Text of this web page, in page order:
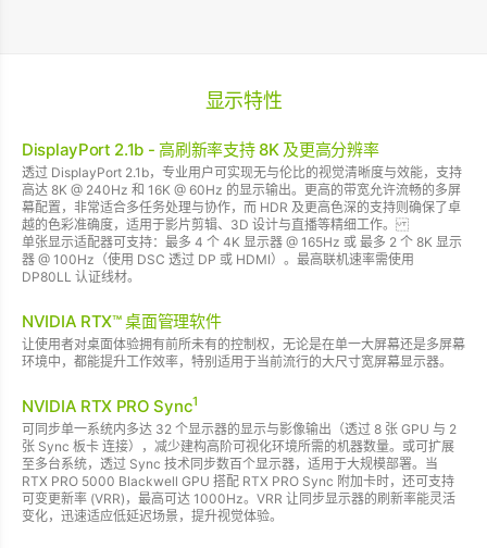
显示特性
DisplayPort 2.1b - 高刷新率支持 8K 及更高分辨率
透过 DisplayPort 2.1b，专业用户可实现无与伦比的视觉清晰度与效能，支持
高达 8K @ 240Hz 和 16K @ 60Hz 的显示输出。更高的带宽允许流畅的多屏
幕配置，非常适合多任务处理与协作，而 HDR 及更高色深的支持则确保了卓
越的色彩准确度，适用于影片剪辑、3D 设计与直播等精细工作。
单张显示适配器可支持：最多 4 个 4K 显示器 @ 165Hz 或 最多 2 个 8K 显示
器 @ 100Hz（使用 DSC 透过 DP 或 HDMI）。最高联机速率需使用
DP80LL 认证线材。
NVIDIA RTX™ 桌面管理软件
让使用者对桌面体验拥有前所未有的控制权，无论是在单一大屏幕还是多屏幕
环境中，都能提升工作效率，特别适用于当前流行的大尺寸宽屏幕显示器。
NVIDIA RTX PRO Sync1
可同步单一系统内多达 32 个显示器的显示与影像输出（透过 8 张 GPU 与 2
张 Sync 板卡 连接），减少建构高阶可视化环境所需的机器数量。或可扩展
至多台系统，透过 Sync 技术同步数百个显示器，适用于大规模部署。当
RTX PRO 5000 Blackwell GPU 搭配 RTX PRO Sync 附加卡时，还可支持
可变更新率 (VRR)，最高可达 1000Hz。VRR 让同步显示器的刷新率能灵活
变化，迅速适应低延迟场景，提升视觉体验。